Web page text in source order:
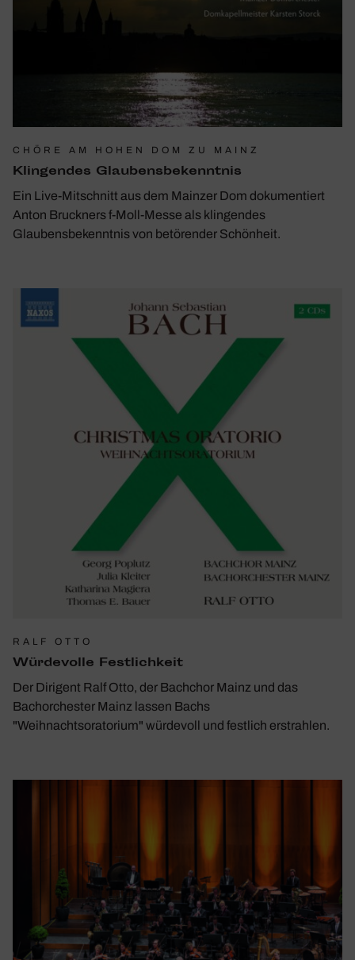
CHÖRE AM HOHEN DOM ZU MAINZ
Klin­gendes ­Glau­bens­be­kenntnis
Ein Live-Mitschnitt aus dem Mainzer Dom dokumentiert
Anton Bruckners f-Moll-Messe als klingendes
Glaubensbekenntnis von betörender Schönheit.
RALF OTTO
Würde­volle Fest­lich­keit
Der Dirigent Ralf Otto, der Bachchor Mainz und das
Bachorchester Mainz lassen Bachs
"Weihnachtsoratorium" würdevoll und festlich erstrahlen.